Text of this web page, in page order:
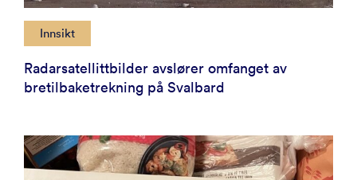
Innsikt
Radarsatellittbilder avslører omfanget av
bretilbaketrekning på Svalbard